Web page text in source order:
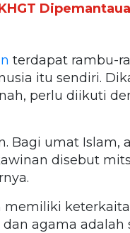
terdapat rambu-
itu sendiri.
perlu diikuti
Bagi umat Islam,
disebut
memiliki
agama adalah